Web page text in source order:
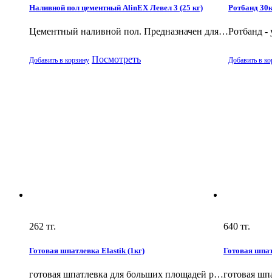
Наливной пол цементный AlinEX Левел 3 (25 кг)
Цементный наливной пол. Предназначен для…
Добавить в корзину Посмотреть
Ротбанд
Ротбанд -
Добавить в
262 тг.
Готовая шпатлевка Elastik (1кг)
готовая шпатлевка для больших площадей р…
640 тг.
Готовая
готовая